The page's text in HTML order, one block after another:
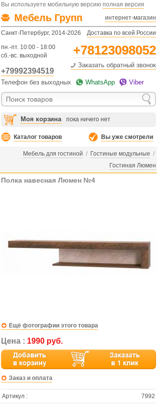
Вы используете мобильную версию полная версия
Мебель Групп интернет-магазин
Санкт-Петербург, 2014-2026 Доставка по всей России
пн.-пт. 10:00 - 18:00
сб.-вс. выходной
+78123098052
+79992394519
Заказать обратный звонок
Телефон без выходных WhatsApp Viber
Моя корзина пока ничего нет
Каталог товаров Вы уже смотрели
Мебель для гостиной / Гостиные модульные /
Гостиная Люмен
Полка навесная Люмен №4
Ещё фотографии этого товара
Цена : 1990 руб.
Заказ и оплата
Артикул :
7992